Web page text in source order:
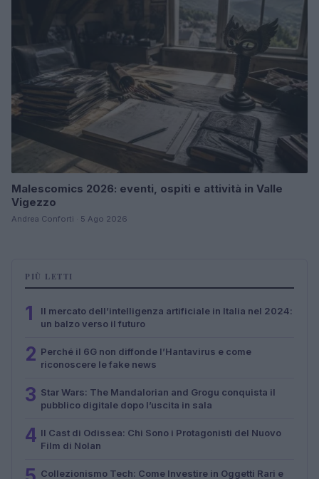
Malescomics 2026: eventi, ospiti e attività in Valle
Vigezzo
Andrea Conforti · 5 Ago 2026
PIÙ LETTI
1
Il mercato dell’intelligenza artificiale in Italia nel 2024:
un balzo verso il futuro
2 Perché il 6G non diffonde l’Hantavirus e come
riconoscere le fake news
3 Star Wars: The Mandalorian and Grogu conquista il
pubblico digitale dopo l’uscita in sala
4 Il Cast di Odissea: Chi Sono i Protagonisti del Nuovo
Film di Nolan
Collezionismo Tech: Come Investire in Oggetti Rari e